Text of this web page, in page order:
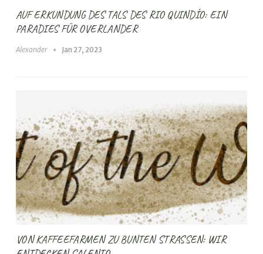
AUF ERKUNDUNG DES TALS DES RIO QUINDÍO: EIN
PARADIES FÜR OVERLANDER
Alexander Jan 27, 2023
VON KAFFEEFARMEN ZU BUNTEN STRASSEN: WIR E